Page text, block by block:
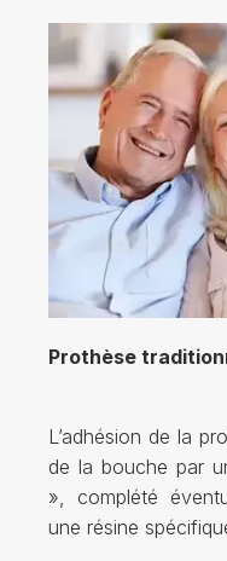
Prothèse
L’adhésion de la
de la bouche par
», complété
une résine